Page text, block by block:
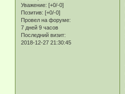
Уважение: [+0/-0]
Позитив: [+0/-0]
Провел на форуме:
7 дней 9 часов
Последний визит:
2018-12-27 21:30:45